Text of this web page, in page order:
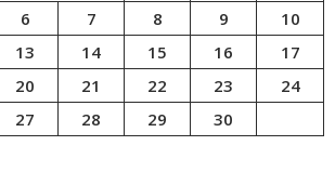
6 7 8 9
10
13 14 15 16
17
20 21 22 23
24
27 28 29 30